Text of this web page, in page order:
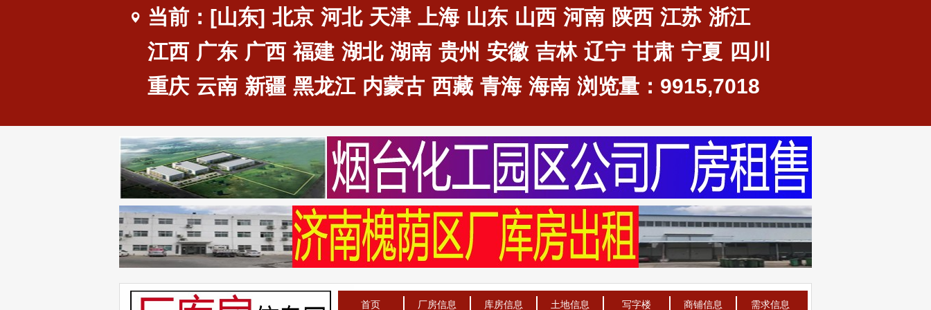
当前：[山东] 北京 河北 天津 上海 山东 山西 河南 陕西 江苏 浙江
江西 广东 广西 福建 湖北 湖南 贵州 安徽 吉林 辽宁 甘肃 宁夏 四川
重庆 云南 新疆 黑龙江 内蒙古 西藏 青海 海南 浏览量：9915,7018
首页 厂房信息 库房信息 土地信息 写字楼 商铺信息 需求信息